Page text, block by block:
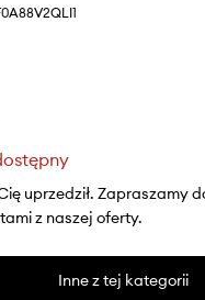
uprzedził. Zapraszamy
z naszej oferty.
Inne z tej kategorii